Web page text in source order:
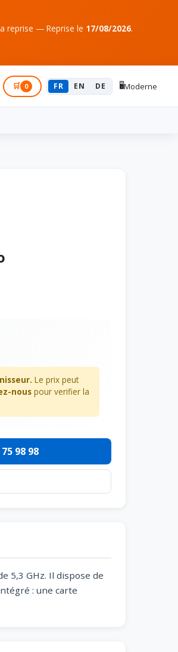
reprise — Reprise le 17/08/2026.
🛒 0 FR EN DE 🖥️Moderne
Le prix peut
nouspour verifier la
98 98
5,3 GHz. Il dispose de
: une carte